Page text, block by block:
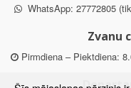
WhatsApp: 27772805
Zvanu
Pirmdiena – Piektdiena: